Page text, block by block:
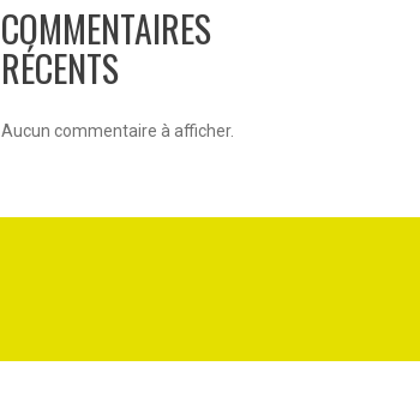
COMMENTAIRES
RÉCENTS
Aucun commentaire à afficher.